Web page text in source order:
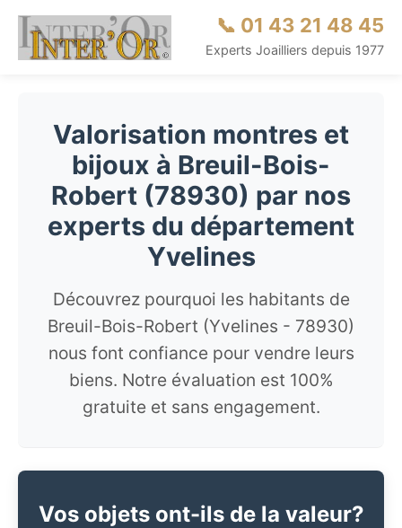
📞 01 43 21 48 45
Experts Joailliers depuis 1977
Valorisation montres et
bijoux à Breuil-Bois-
Robert (78930) par nos
experts du département
Yvelines
Découvrez pourquoi les habitants de
Breuil-Bois-Robert (Yvelines - 78930)
nous font confiance pour vendre leurs
biens. Notre évaluation est 100%
gratuite et sans engagement.
Vos objets ont-ils de la valeur?